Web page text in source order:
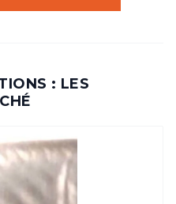
: LES